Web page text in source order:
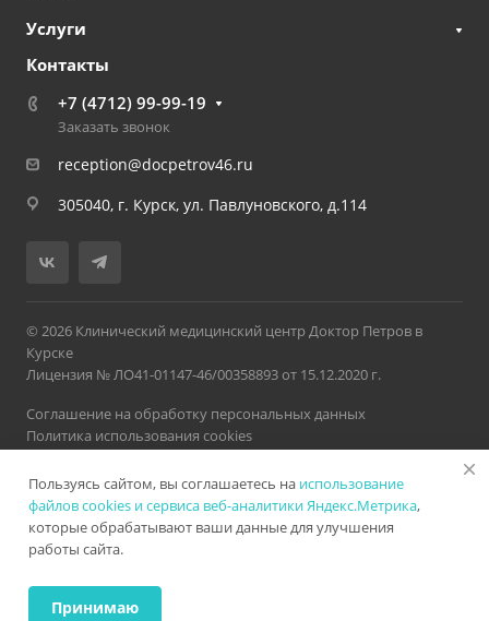
Услуги
Контакты
+7 (4712) 99-99-19
Заказать звонок
reception@docpetrov46.ru
305040, г. Курск, ул. Павлуновского, д.114
© 2026 Клинический медицинский центр Доктор Петров в
Курске
Лицензия № ЛО41-01147-46/00358893 от 15.12.2020 г.
Соглашение на обработку персональных данных
Политика использования cookies
Версия для слабовидящих
Карта сайта Разработано в
ИМЕЮТСЯ ПРОТИВОПОКАЗАНИЯ. НЕОБХОДИМА
Пользуясь сайтом, вы соглашаетесь на использование
файлов cookies и сервиса веб-аналитики Яндекс.Метрика,
которые обрабатывают ваши данные для улучшения
работы сайта.
Принимаю